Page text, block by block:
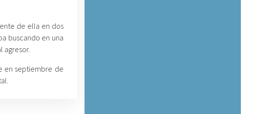
de ella en dos
buscando en una
agresor.
en septiembre de